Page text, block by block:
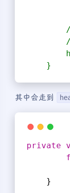
//
//
}
其中会走到
private
}